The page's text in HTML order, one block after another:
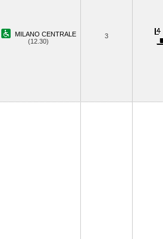
MILANO CENTRALE
(12.30)
3